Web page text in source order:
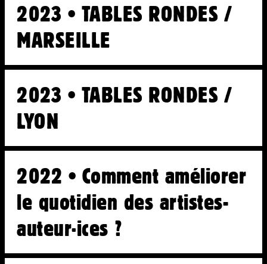
2023 • TABLES RONDES /
MARSEILLE
2023 • TABLES RONDES /
LYON
2022 • Comment améliorer
le quotidien des artistes-
auteur·ices ?